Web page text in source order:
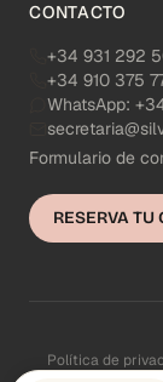
CONTACTO
+34 931 292
+34 910 375
WhatsApp:
Formulario de
RESERVA TU
Política de